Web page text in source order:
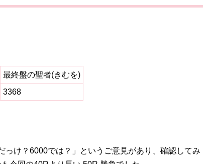
最終盤の聖者(きむを)
3368
け？6000では？」というご意見があり、確認してみ